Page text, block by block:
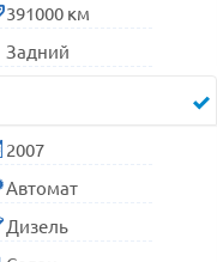
391000 км
Задний
2007
Автомат
Дизель